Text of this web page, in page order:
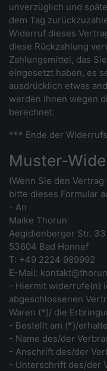
unverzüglich und
dem Tag
Widerruf dieses
diese Rückzahlung
Zahlungsmittel, das
eingesetzt haben, es
ausdrücklich etwas
werden Ihnen wegen
berechnet.
*** Ende der
Muster-
(Wenn Sie den
bitte dieses Formular
- An
Maike Thorun
Aegidienberger Str. 33
53604 Bad Honnef
T: +49 2224 989992
E-Mail:
- Hiermit widerrufe(n)
abgeschlossenen
Waren (*)/ die
- Bestellt am (*)/
- Name des/der
- Anschrift des/der
- Unterschrift des/der